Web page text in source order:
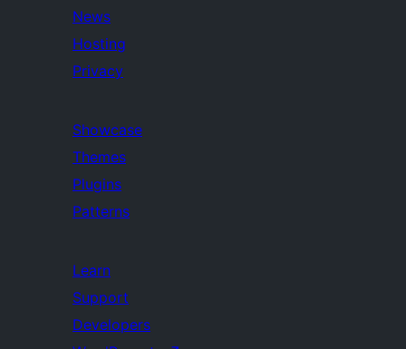
News
Hosting
Privacy
Showcase
Themes
Plugins
Patterns
Learn
Support
Developers